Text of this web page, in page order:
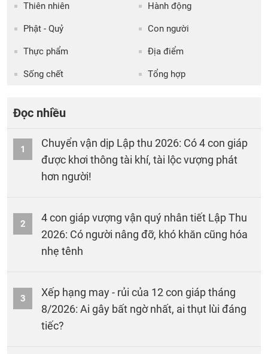
Thiên nhiên Hành động
Phật - Quỷ Con người
Thực phẩm Địa điểm
Sống chết Tổng hợp
Đọc nhiều
1
Chuyển vận dịp Lập thu 2026: Có 4 con giáp
được khơi thông tài khí, tài lộc vượng phát
hơn người!
2
4 con giáp vượng vận quý nhân tiết Lập Thu
2026: Có người nâng đỡ, khó khăn cũng hóa
nhẹ tênh
3
Xếp hạng may - rủi của 12 con giáp tháng
8/2026: Ai gây bất ngờ nhất, ai thụt lùi đáng
tiếc?